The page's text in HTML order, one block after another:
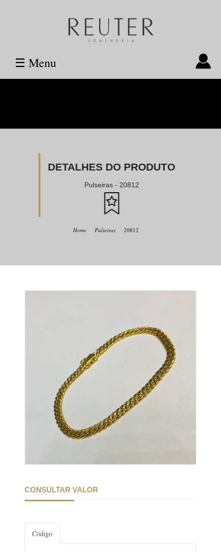
☰ Menu
DETALHES DO PRODUTO
Pulseiras - 20812
Home Pulseiras 20812
CONSULTAR VALOR
Código